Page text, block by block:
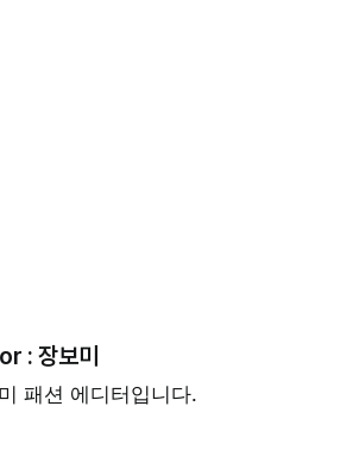
:장보미
패션 에디터입니다.